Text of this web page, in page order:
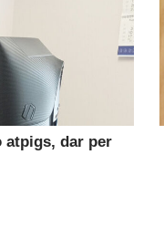
atpigs, dar per